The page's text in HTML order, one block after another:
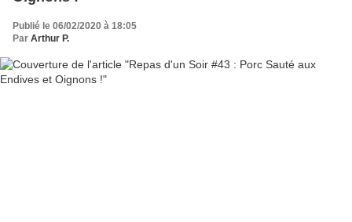
Publié le 06/02/2020 à 18:05
Par Arthur P.